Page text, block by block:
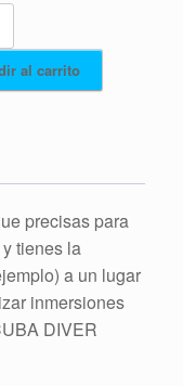
al carrito
precisas para
tienes la
a un lugar
inmersiones
DIVER